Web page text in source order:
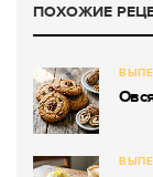
ПОХОЖИЕ